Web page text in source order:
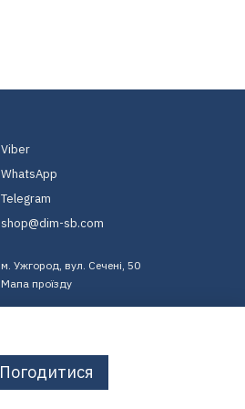
Viber
WhatsApp
Telegram
shop@dim-sb.com
м. Ужгород, вул. Сечені, 50
Мапа проїзду
Погодитися